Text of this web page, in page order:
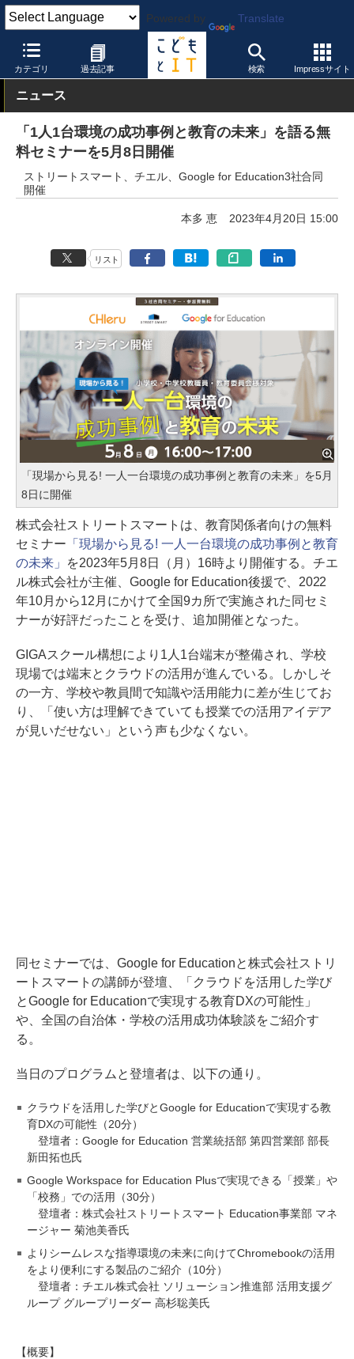
Powered by Translate
カテゴリ 過去記事 検索 Impressサイト
こどもとIT イベント・セミナー
ニュース
「1人1台環境の成功事例と教育の未来」を語る無
料セミナーを5月8日開催
ストリートスマート、チエル、Google for Education3社合同
開催
本多 恵 2023年4月20日 15:00
リスト
「現場から見る! 一人一台環境の成功事例と教育の未来」を5月
8日に開催
株式会社ストリートスマートは、教育関係者向けの無料
セミナー 「現場から見る! 一人一台環境の成功事例と教育
の未来」
を2023年5月8日（月）16時より開催する。チエ
ル株式会社が主催、Google for Education後援で、2022
年10月から12月にかけて全国9カ所で実施された同セミ
ナーが好評だったことを受け、追加開催となった。
GIGAスクール構想により1人1台端末が整備され、学校
現場では端末とクラウドの活用が進んでいる。しかしそ
の一方、学校や教員間で知識や活用能力に差が生じてお
り、「使い方は理解できていても授業での活用アイデア
が見いだせない」という声も少なくない。
同セミナーでは、Google for Educationと株式会社ストリ
ートスマートの講師が登壇、「クラウドを活用した学び
とGoogle for Educationで実現する教育DXの可能性」
や、全国の自治体・学校の活用成功体験談をご紹介す
る。
当日のプログラムと登壇者は、以下の通り。
クラウドを活用した学びとGoogle for Educationで実現する教
育DXの可能性（20分）
登壇者：Google for Education 営業統括部 第四営業部 部長
新田拓也氏
Google Workspace for Education Plusで実現できる「授業」や
「校務」での活用（30分）
登壇者：株式会社ストリートスマート Education事業部 マネ
ージャー 菊池美香氏
よりシームレスな指導環境の未来に向けてChromebookの活用
をより便利にする製品のご紹介（10分）
登壇者：チエル株式会社 ソリューション推進部 活用支援グ
ループ グループリーダー 高杉聡美氏
【概要】